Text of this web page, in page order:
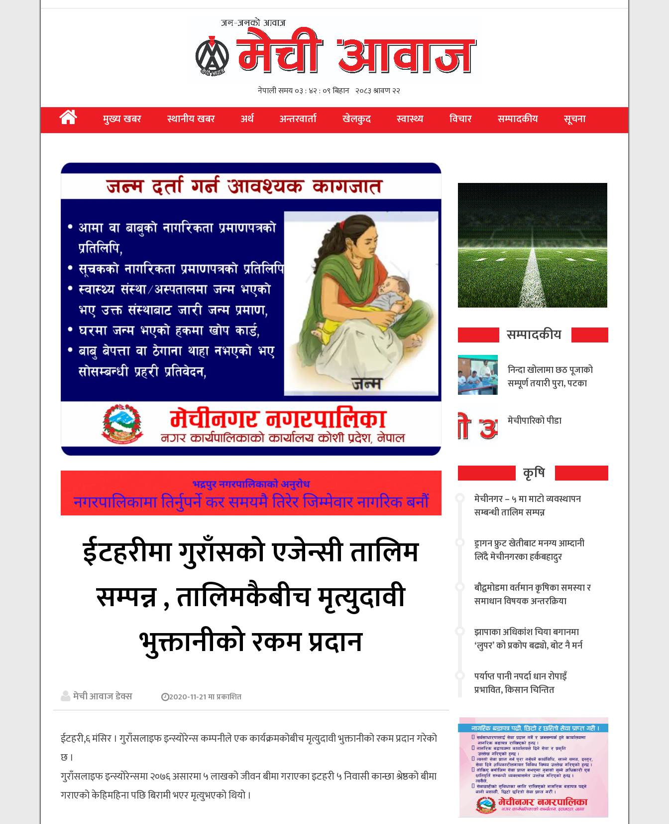
मुख्य खबर स्थानीय खबर अर्थ अन्तरवार्ता खेलकुद स्वास्थ्य विचार सम्पादकीय सूचना
ईटहरीमा गुराँसको एजेन्सी तालिम
सम्पन्न , तालिमकैबीच मृत्युदावी
भुक्तानीको रकम प्रदान
मेची आवाज डेक्स 2020-11-21 मा प्रकाशित
ईटहरी,६ मंसिर । गुराँसलाइफ इन्स्योरेन्स कम्पनीले एक कार्यक्रमकोबीच मृत्युदावी भुक्तानीको रकम प्रदान गरेको
छ ।
गुराँसलाइफ इन्स्योरेन्समा २०७६ असारमा ५ लाखको जीवन बीमा गराएका इटहरी ५ निवासी कान्छा श्रेष्ठको बीमा
गराएको केहिमहिना पछि बिरामी भएर मृत्युभएको थियो ।
सम्पादकीय
निन्दा खोलामा छठ पूजाको
सम्पूर्ण तयारी पुरा, पटका
मेचीपारिको पीडा
कृषि
मेचीनगर – ५ मा माटो व्यवस्थापन
सम्बन्धी तालिम सम्पन्न
ड्रागन फ्रुट खेतीबाट मनग्य आम्दानी
लिँदै मेचीनगरका हर्कबहादुर
बौद्वमोडमा वर्तमान कृषिका समस्या र
समाधान विषयक अन्तरक्रिया
झापाका अधिकांश चिया बगानमा
‘लुपर’ को प्रकोप बढ्यो, बोट नै मर्न
चिन्तित
पर्याप्त पानी नपर्दा धान रोपाइँ
प्रभावित, किसान चिन्तित